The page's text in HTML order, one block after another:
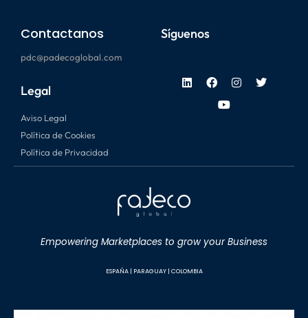
Síguenos
Contactanos
pdc@padecoglobal.com
Legal
Aviso Legal
Política de Cookies
Política de Privacidad
Empowering Marketplaces to grow your Business
ESPAÑA | PARAGUAY | COLOMBIA